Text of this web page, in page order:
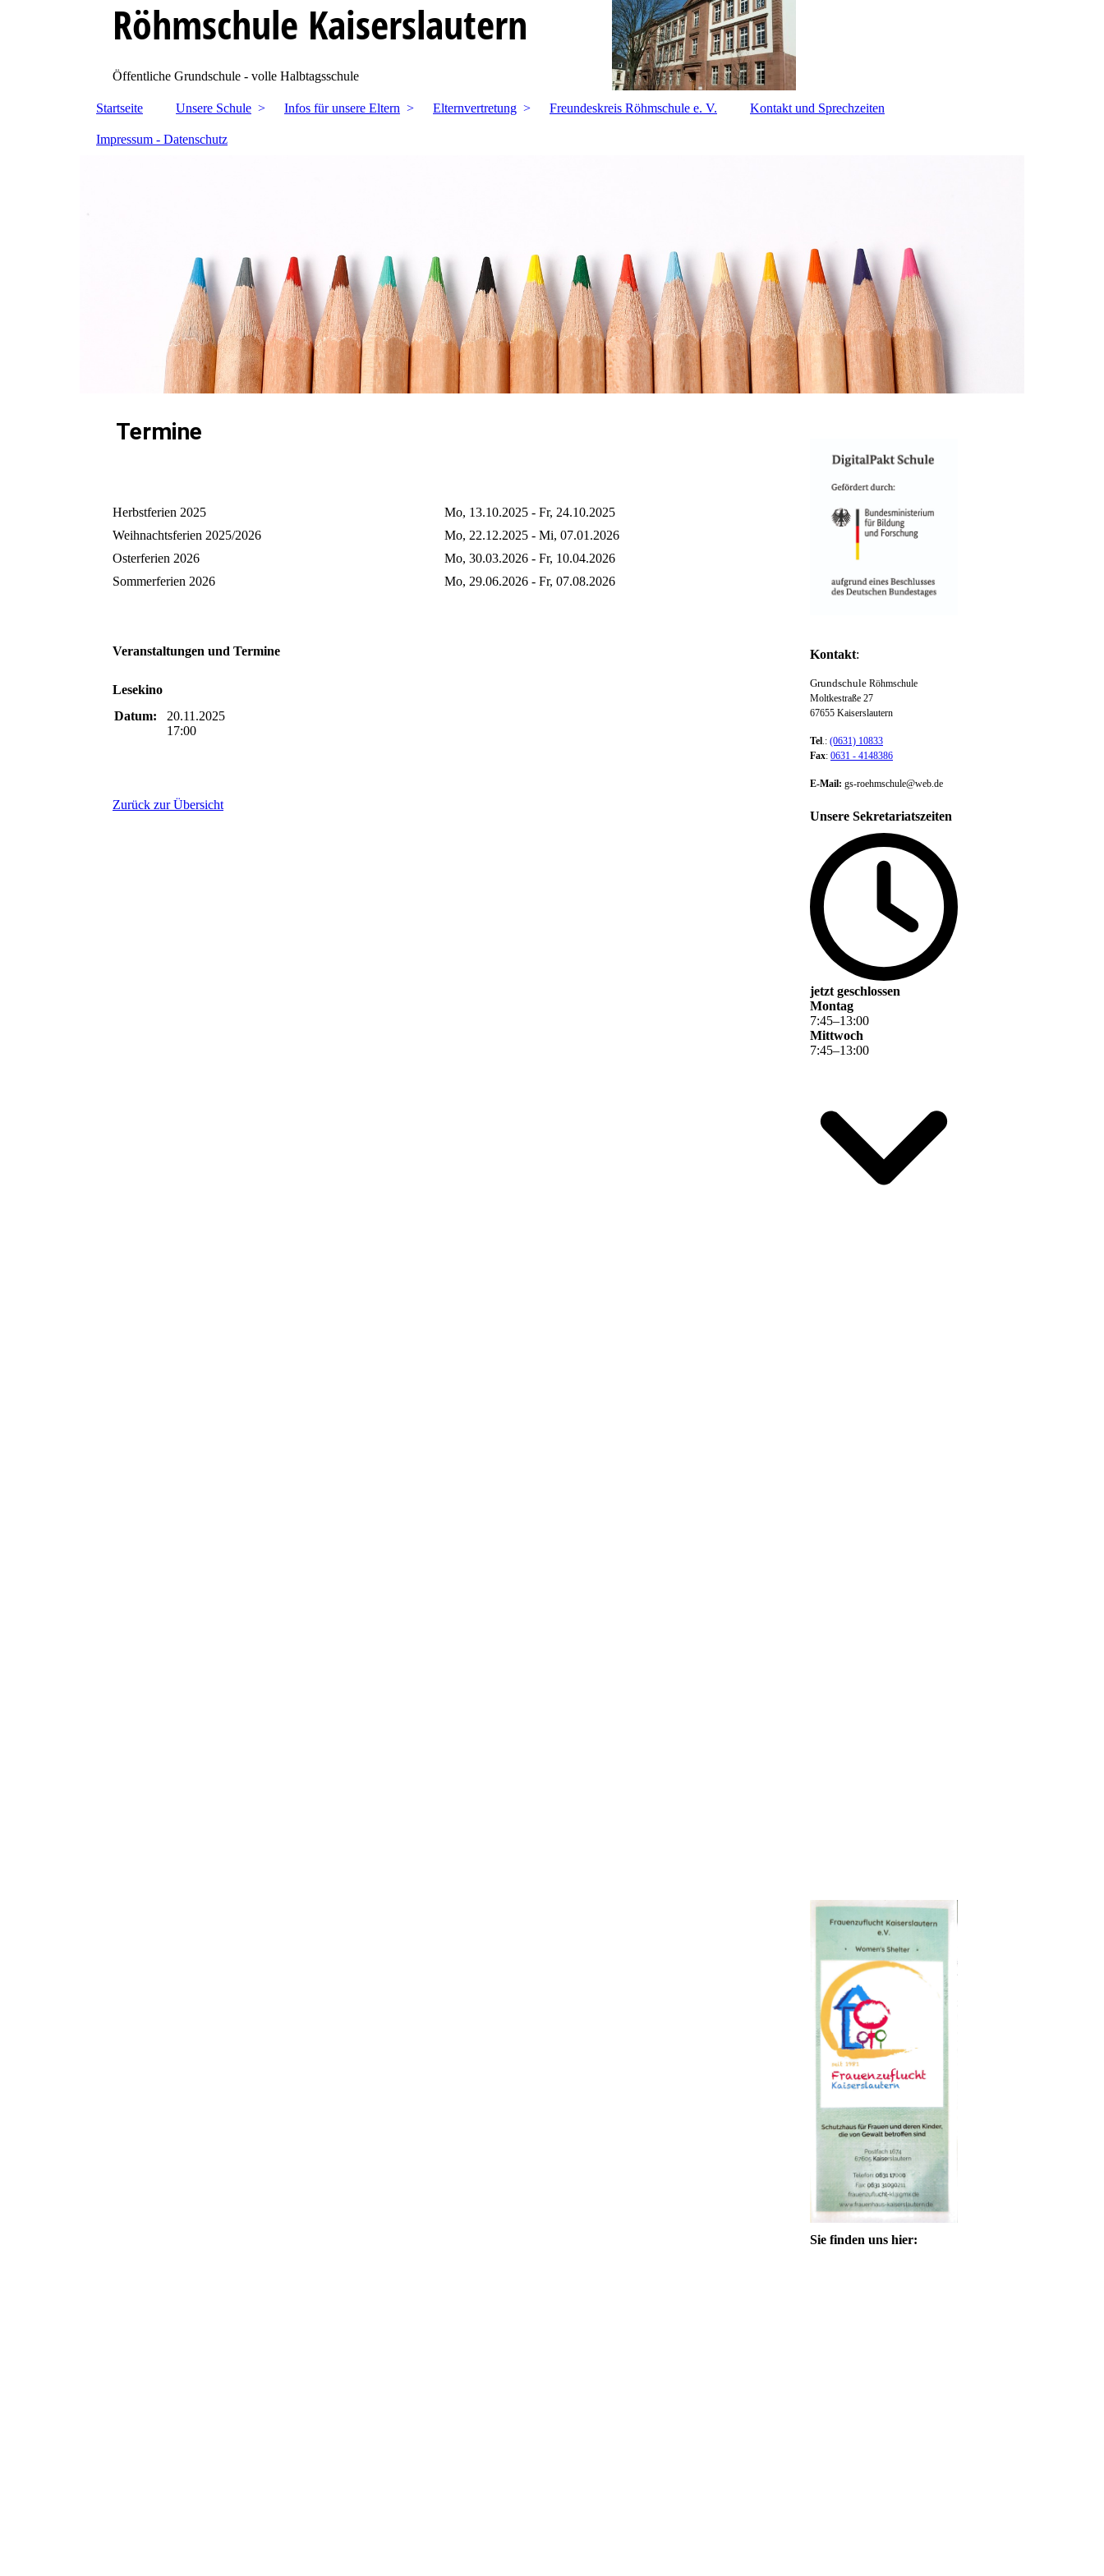
Röhmschule Kaiserslautern
Öffentliche Grundschule - volle Halbtagsschule
Startseite Unsere Schule Infos für unsere Eltern Elternvertretung Freundeskreis Röhmschule e. V. Kontakt und Sprechzeiten
Impressum - Datenschutz
Termine
Herbstferien 2025
Mo, 13.10.2025 - Fr, 24.10.2025
Weihnachtsferien 2025/2026
Mo, 22.12.2025 - Mi, 07.01.2026
Osterferien 2026
Mo, 30.03.2026 - Fr, 10.04.2026
Sommerferien 2026
Mo, 29.06.2026 - Fr, 07.08.2026
Veranstaltungen und Termine
Lesekino
Datum:
20.11.2025
17:00
Zurück zur Übersicht
Kontakt:
Grundschule Röhmschule
Moltkestraße 27
67655 Kaiserslautern
Tel.: (0631) 10833
Fax: 0631 - 4148386
E-Mail: gs-roehmschule@web.de
Unsere Sekretariatszeiten
jetzt geschlossen
Montag
7:45–13:00
Mittwoch
7:45–13:00
Sie finden uns hier: